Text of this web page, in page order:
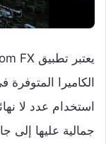
الكاميرا
استخدام عدد لا
جمالية عليها إلى